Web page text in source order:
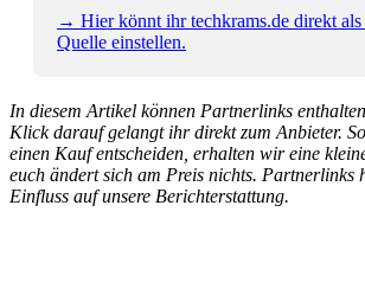
→ Hier könnt ihr techkrams.de direkt als
Quelle einstellen.
In diesem Artikel können Partnerlinks
Klick darauf gelangt ihr direkt zum Anbieter.
einen Kauf entscheiden, erhalten wir eine
euch ändert sich am Preis nichts. Partnerlinks
Einfluss auf unsere Berichterstattung.